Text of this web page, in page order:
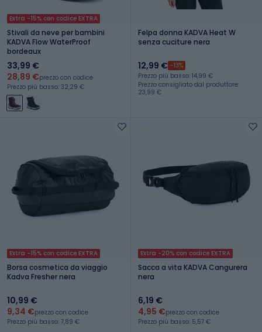
Extra -15% con codice EXTRA
Stivali da neve per bambini
KADVA Flow WaterProof
bordeaux
33,99 €
28,89 €prezzo con codice
Prezzo più basso: 32,29 €
Felpa donna KADVA Heat W
senza cuciture nera
12,99 € -13%
Prezzo più basso: 14,99 €
Prezzo consigliato dal produttore:
23,99 €
Extra -15% con codice EXTRA
Borsa cosmetica da viaggio
Kadva Fresher nera
10,99 €
9,34 €prezzo con codice
Prezzo più basso: 7,89 €
Extra -20% con codice EXTRA
Sacca a vita KADVA Cangurera
nera
6,19 €
4,95 €prezzo con codice
Prezzo più basso: 5,57 €